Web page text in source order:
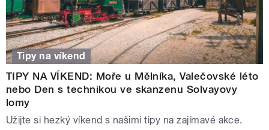
Tipy na víkend
TIPY NA VÍKEND: Moře u Mělníka, Valečovské léto
nebo Den s technikou ve skanzenu Solvayovy
lomy
Užijte si hezký víkend s našimi tipy na zajímavé akce.